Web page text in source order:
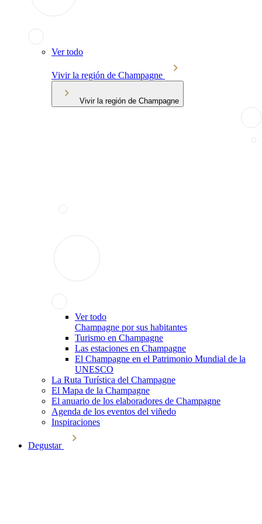
Ver todo
Vivir la región de Champagne
Vivir la región de Champagne
Ver todo
Champagne por sus habitantes
Turismo en Champagne
Las estaciones en Champagne
El Champagne en el Patrimonio Mundial de la
UNESCO
La Ruta Turística del Champagne
El Mapa de la Champagne
El anuario de los elaboradores de Champagne
Agenda de los eventos del viñedo
Inspiraciones
Degustar